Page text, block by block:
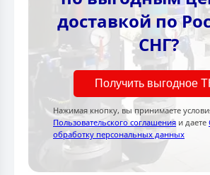
доставкой по
СНГ?
Получить выгодное
Нажимая кнопку, вы принимаете
Пользовательского соглашения и даете
обработку персональных данных